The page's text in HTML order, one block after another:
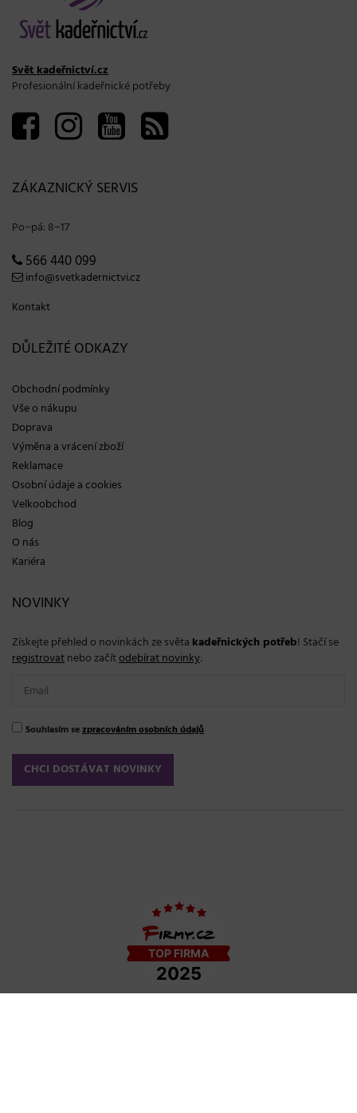
Svět kadeřnictví.cz
Profesionální kadeřnické potřeby
ZÁKAZNICKÝ SERVIS
Po−pá: 8−17
566 440 099
info@svetkadernictvi.cz
Kontakt
DŮLEŽITÉ ODKAZY
Obchodní podmínky
Vše o nákupu
Doprava
Výměna a vrácení zboží
Reklamace
Osobní údaje a cookies
Velkoobchod
Blog
O nás
Kariéra
NOVINKY
Získejte přehled o novinkách ze světa kadeřnických potřeb! Stačí se
registrovatnebo začítodebírat novinky:
Souhlasím sezpracováním osobních údajů